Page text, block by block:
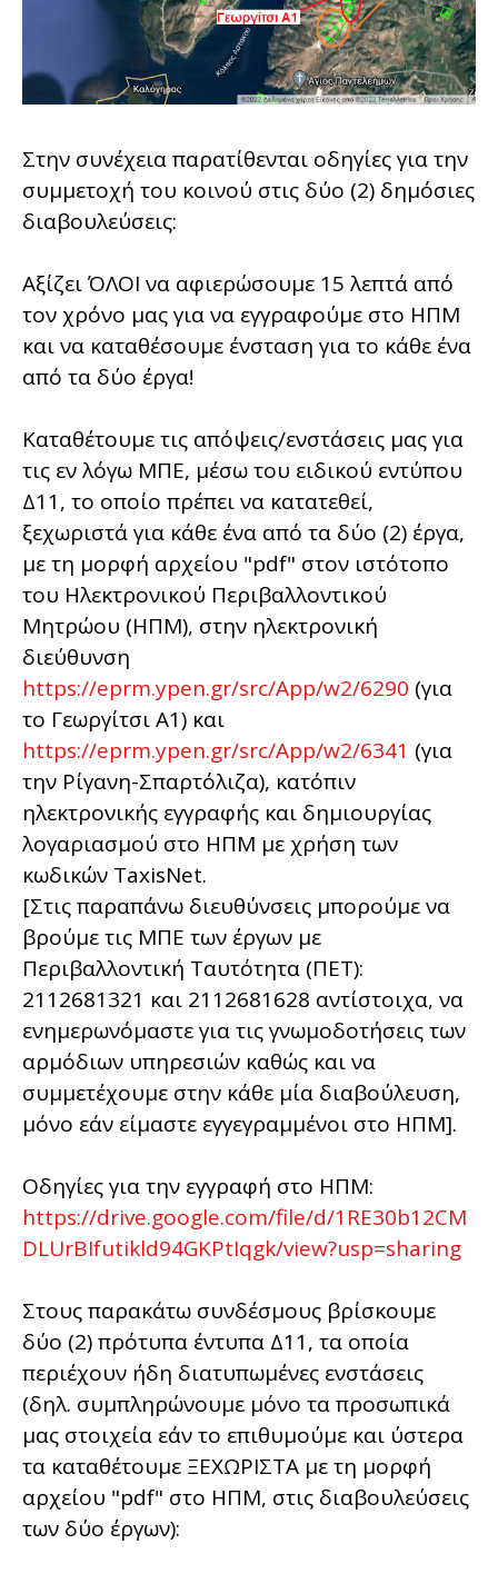
Στην συνέχεια παρατίθενται οδηγίες για την
συμμετοχή του κοινού στις δύο (2) δημόσιες
διαβουλεύσεις:
Αξίζει ΌΛΟΙ να αφιερώσουμε 15 λεπτά από
τον χρόνο μας για να εγγραφούμε στο ΗΠΜ
και να καταθέσουμε ένσταση για το κάθε ένα
από τα δύο έργα!
Καταθέτουμε τις απόψεις/ενστάσεις μας για
τις εν λόγω ΜΠΕ, μέσω του ειδικού εντύπου
Δ11, το οποίο πρέπει να κατατεθεί,
ξεχωριστά για κάθε ένα από τα δύο (2) έργα,
με τη μορφή αρχείου "pdf" στον ιστότοπο
του Ηλεκτρονικού Περιβαλλοντικού
Μητρώου (ΗΠΜ), στην ηλεκτρονική
διεύθυνση
https://eprm.ypen.gr/src/App/w2/6290 (για
το Γεωργίτσι Α1) και
https://eprm.ypen.gr/src/App/w2/6341 (για
την Ρίγανη-Σπαρτόλιζα), κατόπιν
ηλεκτρονικής εγγραφής και δημιουργίας
λογαριασμού στο ΗΠΜ με χρήση των
κωδικών TaxisNet.
[Στις παραπάνω διευθύνσεις μπορούμε να
βρούμε τις ΜΠΕ των έργων με
Περιβαλλοντική Ταυτότητα (ΠΕΤ):
2112681321 και 2112681628 αντίστοιχα, να
ενημερωνόμαστε για τις γνωμοδοτήσεις των
αρμόδιων υπηρεσιών καθώς και να
συμμετέχουμε στην κάθε μία διαβούλευση,
μόνο εάν είμαστε εγγεγραμμένοι στο ΗΠΜ].
Οδηγίες για την εγγραφή στο ΗΠΜ:
https://drive.google.com/file/d/1RE30b12CM
DLUrBIfutikld94GKPtIqgk/view?usp=sharing
Στους παρακάτω συνδέσμους βρίσκουμε
δύο (2) πρότυπα έντυπα Δ11, τα οποία
περιέχουν ήδη διατυπωμένες ενστάσεις
(δηλ. συμπληρώνουμε μόνο τα προσωπικά
μας στοιχεία εάν το επιθυμούμε και ύστερα
τα καταθέτουμε ΞΕΧΩΡΙΣΤΑ με τη μορφή
αρχείου "pdf" στο ΗΠΜ, στις διαβουλεύσεις
των δύο έργων):